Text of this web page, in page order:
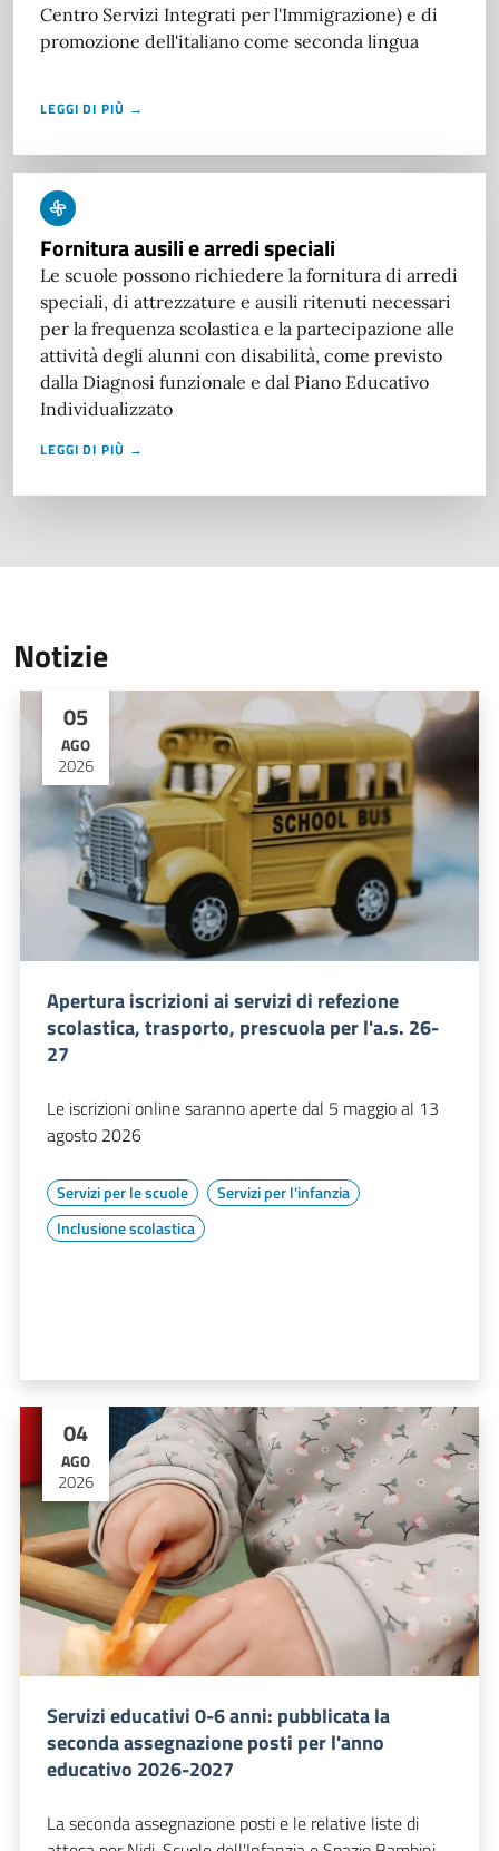
Centro Servizi Integrati per l'Immigrazione) e di
promozione dell'italiano come seconda lingua
LEGGI DI PIÙ →
Fornitura ausili e arredi speciali
Le scuole possono richiedere la fornitura di arredi
speciali, di attrezzature e ausili ritenuti necessari
per la frequenza scolastica e la partecipazione alle
attività degli alunni con disabilità, come previsto
dalla Diagnosi funzionale e dal Piano Educativo
Individualizzato
LEGGI DI PIÙ →
Notizie
05
AGO
2026
Apertura iscrizioni ai servizi di refezione
scolastica, trasporto, prescuola per l'a.s. 26-
27
Le iscrizioni online saranno aperte dal 5 maggio al 13
agosto 2026
Servizi per le scuole
Servizi per l'infanzia
Inclusione scolastica
04
AGO
2026
Servizi educativi 0-6 anni: pubblicata la
seconda assegnazione posti per l'anno
educativo 2026-2027
La seconda assegnazione posti e le relative liste di